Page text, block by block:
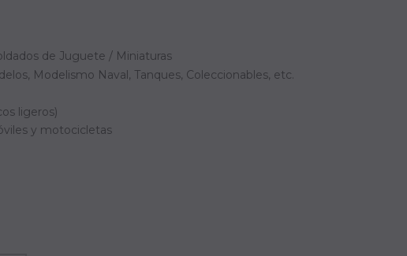
de Juguete / Miniaturas
Modelismo Naval, Tanques, Coleccionables, etc.
ligeros)
y motocicletas